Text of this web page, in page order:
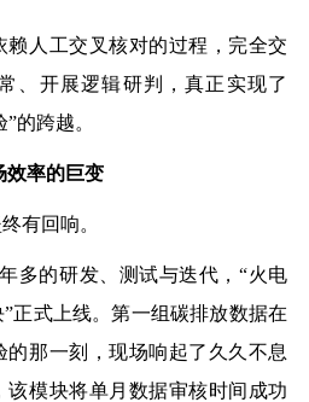
人工交叉核对的过程，完全交
、开展逻辑研判，真正实现了
的跨越。
效率的巨变
有回响。
的研发、测试与迭代，“火电
正式上线。第一组碳排放数据在
的那一刻，现场响起了久久不息
该模块将单月数据审核时间成功